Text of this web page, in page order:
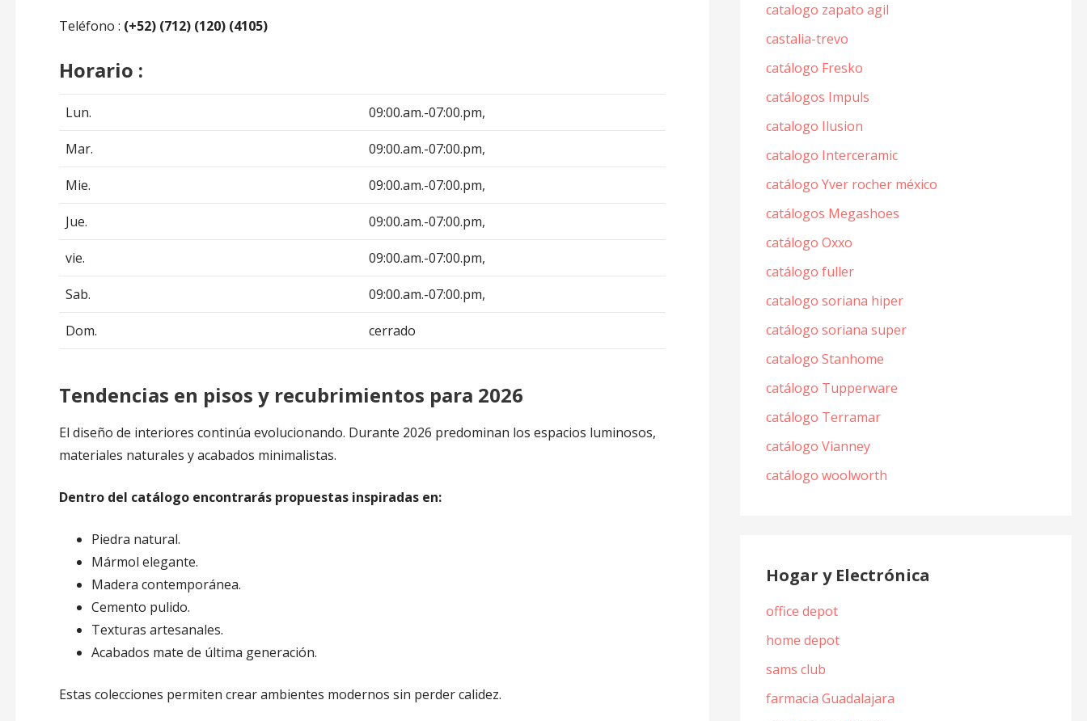
Teléfono : (+52) (712) (120) (4105)
Horario :
Lun. 09:00.am.-07:00.pm,
Mar. 09:00.am.-07:00.pm,
Mie. 09:00.am.-07:00.pm,
Jue. 09:00.am.-07:00.pm,
vie. 09:00.am.-07:00.pm,
Sab. 09:00.am.-07:00.pm,
Dom. cerrado
Tendencias en pisos y recubrimientos para 2026
El diseño de interiores continúa evolucionando. Durante 2026 predominan los espacios luminosos,
materiales naturales y acabados minimalistas.
Dentro del catálogo encontrarás propuestas inspiradas en:
Piedra natural.
Mármol elegante.
Madera contemporánea.
Cemento pulido.
Texturas artesanales.
Acabados mate de última generación.
Estas colecciones permiten crear ambientes modernos sin perder calidez.
catalogo zapato agil
castalia-trevo
catálogo Fresko
catálogos Impuls
catalogo Ilusion
catalogo Interceramic
catálogo Yver rocher méxico
catálogos Megashoes
catálogo Oxxo
catálogo fuller
catalogo soriana hiper
catálogo soriana super
catalogo Stanhome
catálogo Tupperware
catálogo Terramar
catálogo Vianney
catálogo woolworth
Hogar y Electrónica
office depot
home depot
sams club
farmacia Guadalajara